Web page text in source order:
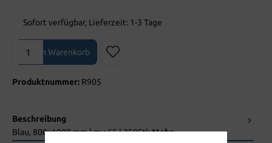
Sofort verfügbar, Lieferzeit: 1-3 Tage
Produkt Anzahl: Gib den gewünschten Wert ein oder benutze die
In den Warenkorb
Produktnummer: R905
Beschreibung
Blau, 800x1000 mm | mµ 65 | 250StkMehr